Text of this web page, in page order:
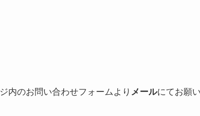
内のお問い合わせフォームより メールにてお願